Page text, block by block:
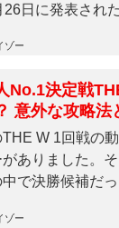
26日に発表さ
ゾー
No.1決定戦
意外な攻略法
W 1回戦の
がありました。
で決勝候補だ
ゾー